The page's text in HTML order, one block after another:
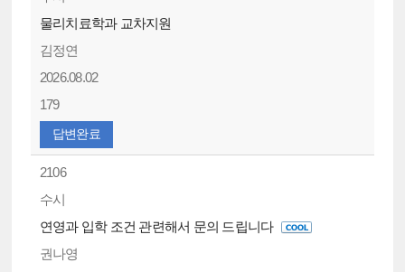
물리치료학과 교차지원
김정연
2026.08.02
179
답변완료
2106
수시
연영과 입학 조건 관련해서 문의 드립니다
권나영